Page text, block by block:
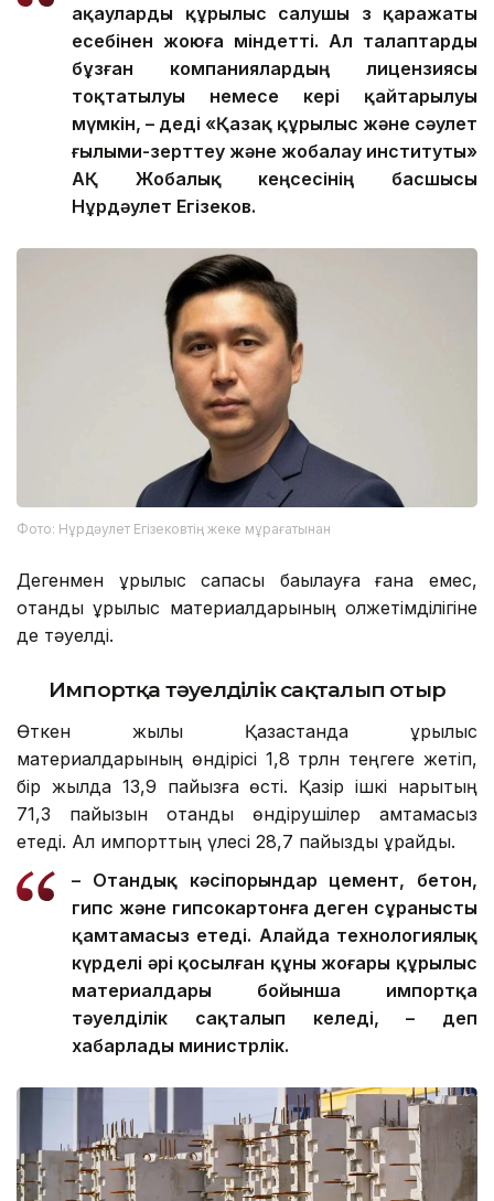
ақауларды құрылыс салушы өз қаражаты
есебінен жоюға міндетті. Ал талаптарды
бұзған компаниялардың лицензиясы
тоқтатылуы немесе кері қайтарылуы
мүмкін, – деді «Қазақ құрылыс және сәулет
ғылыми-зерттеу және жобалау институты»
АҚ Жобалық кеңсесінің басшысы
Нұрдәулет Егізеков.
Фото: Нұрдәулет Егізековтің жеке мұрағатынан
Дегенмен құрылыс сапасы бақылауға ғана емес,
отандық құрылыс материалдарының қолжетімділігіне
де тәуелді.
Импортқа тәуелділік сақталып отыр
Өткен жылы Қазақстанда құрылыс
материалдарының өндірісі 1,8 трлн теңгеге жетіп,
бір жылда 13,9 пайызға өсті. Қазір ішкі нарықтың
71,3 пайызын отандық өндірушілер қамтамасыз
етеді. Ал импорттың үлесі 28,7 пайызды құрайды.
– Отандық кәсіпорындар цемент, бетон,
гипс және гипсокартонға деген сұранысты
қамтамасыз етеді. Алайда технологиялық
күрделі әрі қосылған құны жоғары құрылыс
материалдары бойынша импортқа
тәуелділік сақталып келеді, – деп
хабарлады министрлік.